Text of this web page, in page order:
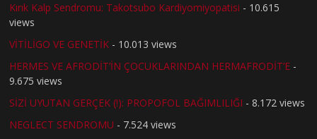
Kırık Kalp Sendromu: Takotsubo Kardiyomiyopatisi - 10.615
views
VİTİLİGO VE GENETİK - 10.013 views
HERMES VE AFRODİT’İN ÇOCUKLARINDAN HERMAFRODİT’E -
9.675 views
SİZİ UYUTAN GERÇEK (!): PROPOFOL BAĞIMLILIĞI - 8.172 views
NEGLECT SENDROMU - 7.524 views